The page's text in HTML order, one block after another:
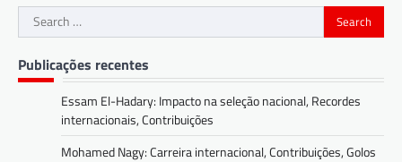
Search
for:
Publicações recentes
Essam El-Hadary: Impacto na seleção nacional, Recordes
internacionais, Contribuições
Mohamed Nagy: Carreira internacional, Contribuições, Golos